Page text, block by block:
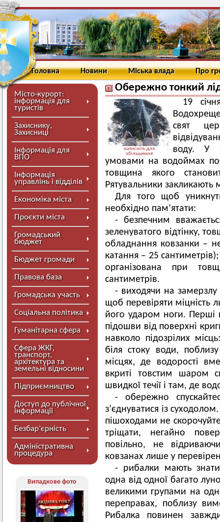
Головна Новини Міська влада Про
Місто-курорт:
інформація для
туристів
Захиснику,
Захисниці
Інформація для
ВПО
Інформація
управлінь і відділів
Економіка міста
Проєкти міста
Громадський
бюджет
Бюджет громади
Правова база
Громадська участь
Соціальна політика
Гуманітарна сфера
Сфера ЖКГ,
транспорт,
архітектура та
земельні відносини
Підприємництво
Доступ до публічної
інформації
Безбар’єрність
Адміністративна
процедура
Випадкове фото
Обережно тонкий
натисніть для
збільшення
19
свят
воду. У
умовами на водоймах
товщина якого
Рятувальники закликають
Для того щоб
необхідно пам’ятати:
- безпечним
зеленуватого відтінку,
обладнання ковзанки –
катання – 25
організована при
сантиметрів.
- виходячи на
щоб перевіряти міцність
його ударом ноги. Перші
підошви від поверхні
навколо підозрілих
біля стоку води,
місцях, де водорості
вкриті товстим шаром
швидкої течії і там, де
- обережно
з’єднуватися із
пішоходами не
тріщати, негайно
повільно, не
ковзанах лише у
- рибалки мають
одна від одної багато
великими групами на
переправах, поблизу
Рибалка повинен